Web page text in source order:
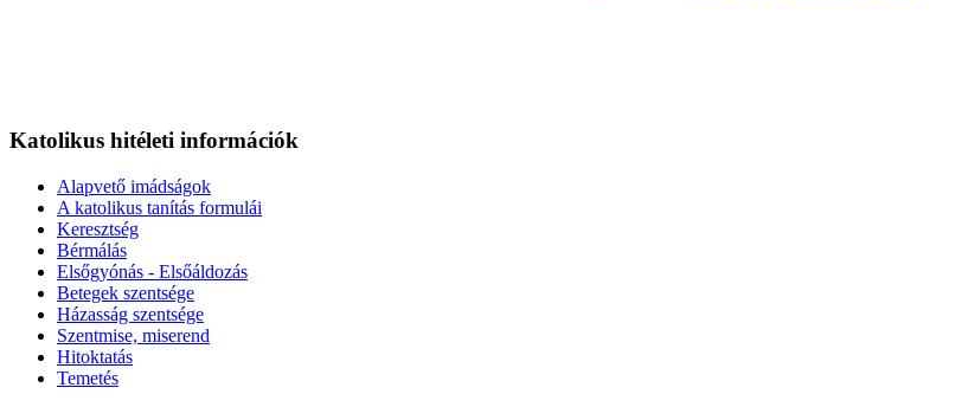
Katolikus hitéleti információk
Alapvető imádságok
A katolikus tanítás formulái
Keresztség
Bérmálás
Elsőgyónás - Elsőáldozás
Betegek szentsége
Házasság szentsége
Szentmise, miserend
Hitoktatás
Temetés